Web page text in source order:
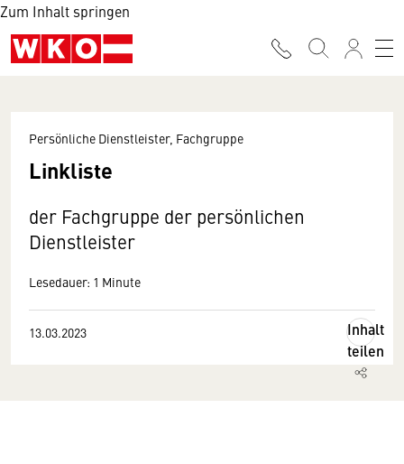
Zum Inhalt springen
Persönliche Dienstleister, Fachgruppe
Linkliste
der Fachgruppe der persönlichen
Dienstleister
Lesedauer: 1 Minute
13.03.2023
Inhalt
teilen